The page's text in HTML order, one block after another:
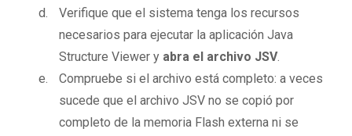
Verifique que el sistema tenga los recursos
necesarios para ejecutar la aplicación Java
Structure Viewer y abra el archivo JSV.
Compruebe si el archivo está completo: a veces
sucede que el archivo JSV no se copió por
completo de la memoria Flash externa ni se